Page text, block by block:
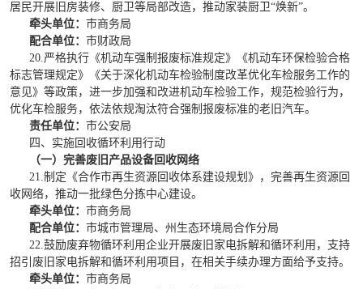
居民开展旧房装修、厨卫等局部改造，推动家装厨卫“焕新”。
牵头单位： 市商务局
配合单位： 市财政局
20.严格执行《机动车强制报废标准规定》《机动车环保检验合格
标志管理规定》《关于深化机动车检验制度改革优化车检服务工作的
意见》等政策，进一步加强和改进机动车检验工作，规范检验行为，
优化车检服务，依法依规淘汰符合强制报废标准的老旧汽车。
责任单位： 市公安局
四、实施回收循环利用行动
（一）完善废旧产品设备回收网络
21.制定《合作市再生资源回收体系建设规划》，完善再生资源回
收网络，推动一批绿色分拣中心建设。
牵头单位： 市商务局
配合单位： 市城市管理局、州生态环境局合作分局
22.鼓励废弃物循环利用企业开展废旧家电拆解和循环利用，支持
招引废旧家电拆解和循环利用项目，在相关手续办理方面给予支持。
牵头单位： 市商务局